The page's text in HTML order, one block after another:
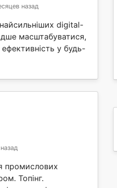
назад
digital-
масштабуватися,
у будь-
промислових
Топінг.